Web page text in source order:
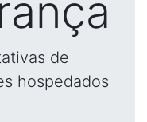
de
hospedados